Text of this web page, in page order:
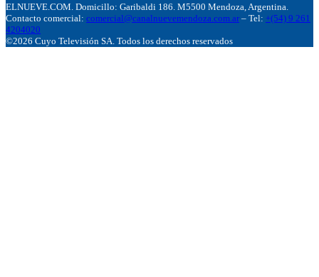
ELNUEVE.COM. Domicillo: Garibaldi 186. M5500 Mendoza, Argentina.
Contacto comercial: comercial@canalnuevemendoza.com.ar – Tel: +(54) 9 261
4204020
©2026 Cuyo Televisión SA. Todos los derechos reservados